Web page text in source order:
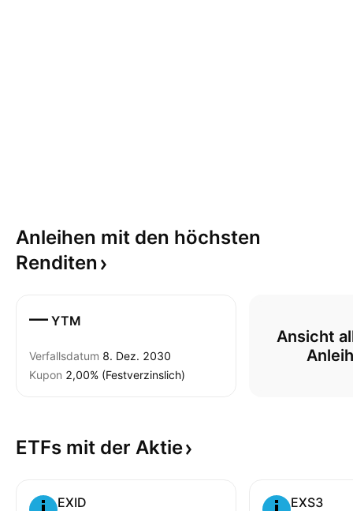
Anleihen mit den höchsten
Renditen
— YTM
Verfallsdatum 8. Dez. 2030
Kupon 2,00% (Festverzinslich)
Ansicht
ETFs mit der Aktie
EXID EXS3